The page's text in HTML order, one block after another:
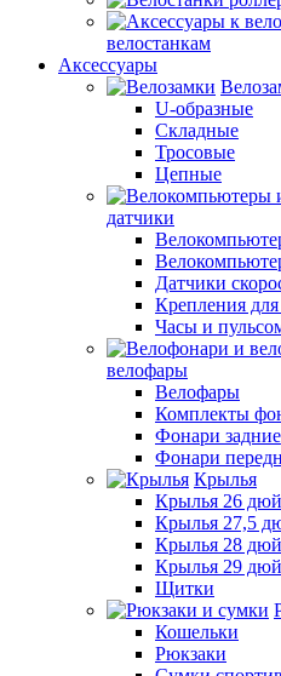
велостанкам
Аксессуары
U-образные
Складные
Тросовые
Цепные
датчики
Датчики
Крепления
Часы и
велофары
Велофары
Комплекты
Фонари задние
Фонари
Крылья
Крылья 26
Крылья 27,5
Крылья 28
Крылья 29
Щитки
Кошельки
Рюкзаки